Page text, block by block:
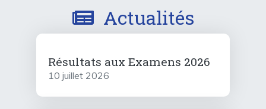
Actualités
Résultats aux Examens 2026
10 juillet 2026